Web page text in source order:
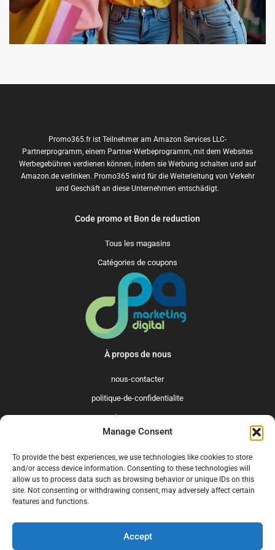
Manage Consent
To provide the best experiences, we use technologies like cookies to store
and/or access device information. Consenting to these technologies will
allow us to process data such as browsing behavior or unique IDs on this
site. Not consenting or withdrawing consent, may adversely affect certain
features and functions.
Accept
Promo365.fr ist Teilnehmer am Amazon Services LLC-
Partnerprogramm, einem Partner-Werbeprogramm, mit dem Websites
Werbegebühren verdienen können, indem sie Werbung schalten und auf
Amazon.de verlinken. Promo365 wird für die Weiterleitung von Verkehr
und Geschäft an diese Unternehmen entschädigt.
Code promo et Bon de reduction
Tous les magasins
Catégories de coupons
À propos de nous
nous-contacter
politique-de-confidentialite
qui-sommes-nous
US GB FR IT ES NL AU BR CA
© 2025 Promo365.fr - Tous droits réservés. Mise à jour en juillet 2024.